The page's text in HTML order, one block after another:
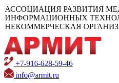
АССОЦИАЦИЯ РАЗВИТИЯ
ИНФОРМАЦИОННЫХ
НЕКОММЕРЧЕСКАЯ
+7-916-628-59-46
info@armit.ru